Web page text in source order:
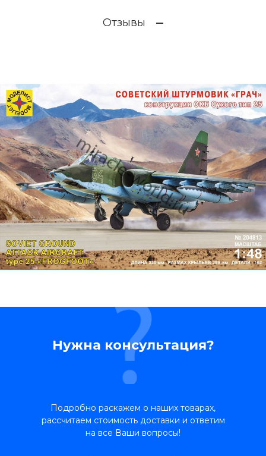
Отзывы
Нужна консультация?
Подробно раскажем о наших товарах,
рассчитаем стоимость доставки и ответим
на все Ваши вопросы!